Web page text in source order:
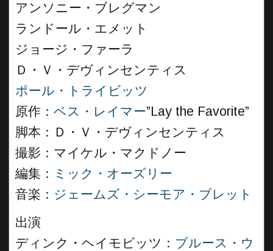
アンソニー・ブレグマン
ランドール・エメット
ジョージ・ファーラ
Ｄ・Ｖ・デヴィンセンティス
ポール・トライビッツ
原作： ベス・レイマー”Lay the Favorite”
脚本：Ｄ・Ｖ・デヴィンセンティス
撮影：マイケル・マクドノー
編集： ミック・オーズリー
音楽： ジェームズ・シーモア・ブレット
出演
ディンク・ヘイモビッツ： ブルース・ウ